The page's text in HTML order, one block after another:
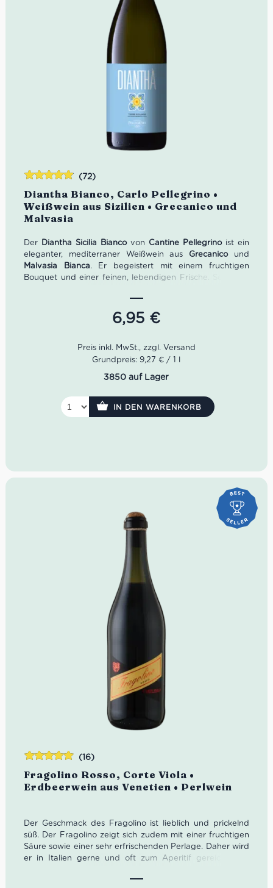
Diantha Bianco, Carlo Pellegrino •
Weißwein aus Sizilien • Grecanico und
Malvasia
(72)
Der Diantha Sicilia Biancovon Cantine Pellegrinoist ein
eleganter, mediterraner Weißwein aus Grecanicound
Malvasia Bianca. Er begeistert mit einem fruchtigen
Bouquet und einer feinen, lebendigen Frische. Seit 1880
in Marsala erstklassige Weine, darunter berühmte
sizilianische Klassiker und den legendären Marsala-Wein.
Heute wird die Kellerei in der siebten Generation von der
Handwerkskunst authentische Weine kreiert.
Frische Zitrusnoten, reifer Pfirsich, feine
Geschmack:
Fruchtig, elegant, mit einer subtilen
Perlage und harmonischer Säure
6,95 €
Bewertet
mit4.86
von 5
Grundpreis: 9,27 € / 1 l
3850 auf Lager
IN DEN WARENKORB
Fragolino Rosso, Corte Viola •
Erdbeerwein aus Venetien • Perlwein
(16)
Der Geschmack des Fragolino ist lieblich und prickelnd
süß. Der Fragolino zeigt sich zudem mit einer fruchtigen
Säure sowie einer sehr erfrischenden Perlage. Daher wird
er in Italien gerne und oft zum Aperitif gereicht. Der
sollten wir besser sagen wie Fragolino Erdbeerwein?
Bewertet
mit4.94von
5